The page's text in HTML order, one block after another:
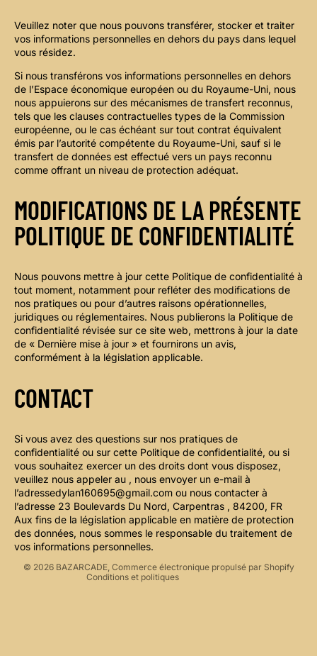
Veuillez noter que nous pouvons transférer, stocker et traiter
vos informations personnelles en dehors du pays dans lequel
vous résidez.
Si nous transférons vos informations personnelles en dehors
de l’Espace économique européen ou du Royaume-Uni, nous
nous appuierons sur des mécanismes de transfert reconnus,
tels que les clauses contractuelles types de la Commission
européenne, ou le cas échéant sur tout contrat équivalent
émis par l’autorité compétente du Royaume-Uni, sauf si le
transfert de données est effectué vers un pays reconnu
comme offrant un niveau de protection adéquat.
MODIFICATIONS DE LA PRÉSENTE
POLITIQUE DE CONFIDENTIALITÉ
Nous pouvons mettre à jour cette Politique de confidentialité à
tout moment, notamment pour refléter des modifications de
nos pratiques ou pour d’autres raisons opérationnelles,
juridiques ou réglementaires. Nous publierons la Politique de
confidentialité révisée sur ce site web, mettrons à jour la date
de « Dernière mise à jour » et fournirons un avis,
conformément à la législation applicable.
CONTACT
Si vous avez des questions sur nos pratiques de
confidentialité ou sur cette Politique de confidentialité, ou si
vous souhaitez exercer un des droits dont vous disposez,
veuillez nous appeler au , nous envoyer un e-mail à
l’adressedylan160695@gmail.com ou nous contacter à
l’adresse 23 Boulevards Du Nord, Carpentras , 84200, FR
Aux fins de la législation applicable en matière de protection
des données, nous sommes le responsable du traitement de
vos informations personnelles.
© 2026 BAZARCADE, Commerce électronique propulsé par Shopify
Conditions et politiques
Politique de confidentialité
Politique de remboursement
Conditions d’utilisation
Politique d’expédition
Coordonnées
Conditions générales de vente
Mentions légales